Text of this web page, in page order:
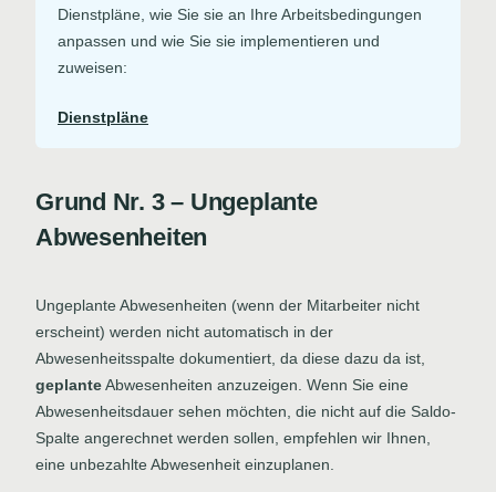
Dienstpläne, wie Sie sie an Ihre Arbeitsbedingungen
anpassen und wie Sie sie implementieren und
zuweisen:
Dienstpläne
Grund Nr. 3 – Ungeplante
Abwesenheiten
Ungeplante Abwesenheiten (wenn der Mitarbeiter nicht
erscheint) werden nicht automatisch in der
Abwesenheitsspalte dokumentiert, da diese dazu da ist,
geplanteAbwesenheiten anzuzeigen. Wenn Sie eine
Abwesenheitsdauer sehen möchten, die nicht auf die Saldo-
Spalte angerechnet werden sollen, empfehlen wir Ihnen,
eine unbezahlte Abwesenheit einzuplanen.